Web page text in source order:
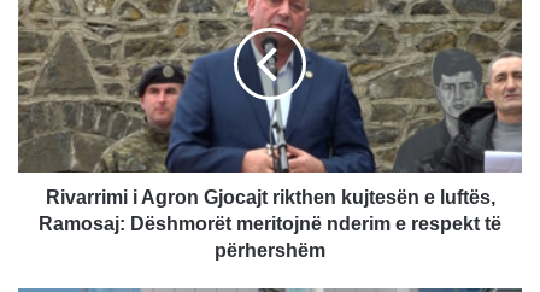
Agron
Gjocajt
rikthen
kujtesën
e
luftës,
Ramosaj:
Dëshmorët
meritojnë
Rivarrimi i Agron Gjocajt rikthen kujtesën e luftës,
Ramosaj: Dëshmorët meritojnë nderim e respekt të
përhershëm